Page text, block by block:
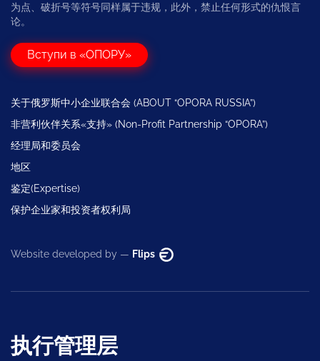
为点、破折号等符号同样属于违规，此外，禁止任何形式的仇恨言
论。
Вступи в «ОПОРУ»
关于俄罗斯中小企业联合会 (ABOUT “OPORA RUSSIA”)
非营利伙伴关系«支持» (Non-Profit Partnership “OPORA”)
经理局和委员会
地区
鉴定(Expertise)
保护企业家和投资者权利局
Website developed by — Flips
执行管理层